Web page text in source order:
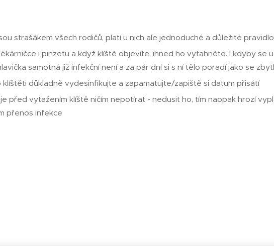
strašákem všech rodičů, platí u nich ale jednoduché a důležité
i pinzetu a když klíště objevíte, ihned ho vytahněte. I kdyby se
samotná již infekční není a za pár dní si s ní tělo poradí jako se
klíštěti důkladně vydesinfikujte a zapamatujte/zapiště si datum přisátí
před vytažením klíště ničím nepotírat - nedusit ho, tím naopak hrozí
přenos infekce